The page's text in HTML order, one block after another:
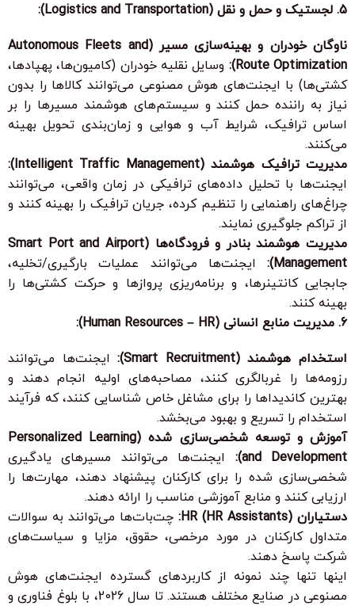
5. لجستیک و حمل و نقل (Logistics and Transportation):
ناوگان خودران و بهینه‌سازی مسیر (Autonomous Fleets and
Route Optimization):
وسایل نقلیه خودران (کامیون‌ها، پهپادها،
کشتی‌ها) با ایجنت‌های هوش مصنوعی می‌توانند کالاها را بدون
نیاز به راننده حمل کنند و سیستم‌های هوشمند مسیرها را بر
اساس ترافیک، شرایط آب و هوایی و زمان‌بندی تحویل بهینه
می‌کنند.
مدیریت ترافیک هوشمند (Intelligent Traffic Management):
ایجنت‌ها با تحلیل داده‌های ترافیکی در زمان واقعی، می‌توانند
چراغ‌های راهنمایی را تنظیم کرده، جریان ترافیک را بهینه کنند و
از تراکم جلوگیری نمایند.
مدیریت هوشمند بنادر و فرودگاه‌ها (Smart Port and Airport
Management):
ایجنت‌ها می‌توانند عملیات بارگیری/تخلیه،
جابجایی کانتینرها، و برنامه‌ریزی پروازها و حرکت کشتی‌ها را
بهینه کنند.
6. مدیریت منابع انسانی (Human Resources – HR):
استخدام هوشمند (Smart Recruitment):
ایجنت‌ها می‌توانند
رزومه‌ها را غربالگری کنند، مصاحبه‌های اولیه انجام دهند و
بهترین کاندیداها را برای مشاغل خاص شناسایی کنند، که فرآیند
استخدام را تسریع و بهبود می‌بخشد.
آموزش و توسعه شخصی‌سازی شده (Personalized Learning
and Development):
ایجنت‌ها می‌توانند مسیرهای یادگیری
شخصی‌سازی شده را برای کارکنان پیشنهاد دهند، مهارت‌ها را
ارزیابی کنند و منابع آموزشی مناسب را ارائه دهند.
دستیاران HR (HR Assistants):
چت‌بات‌ها می‌توانند به سوالات
متداول کارکنان در مورد مرخصی، حقوق، مزایا و سیاست‌های
شرکت پاسخ دهند.
اینها تنها چند نمونه از کاربردهای گسترده ایجنت‌های هوش
مصنوعی در صنایع مختلف هستند. تا سال 2026، با بلوغ فناوری و